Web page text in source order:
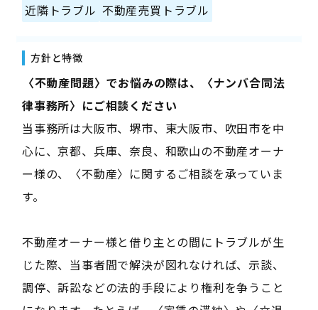
近隣トラブル 不動産売買トラブル
方針と特徴
――〈不動産問題〉でお悩みの際は、〈ナンバ合同法
律事務所〉にご相談ください――
当事務所は大阪市、堺市、東大阪市、吹田市を中
心に、京都、兵庫、奈良、和歌山の不動産オーナ
ー様の、〈不動産〉に関するご相談を承っていま
す。
不動産オーナー様と借り主との間にトラブルが生
じた際、当事者間で解決が図れなければ、示談、
調停、訴訟などの法的手段により権利を争うこと